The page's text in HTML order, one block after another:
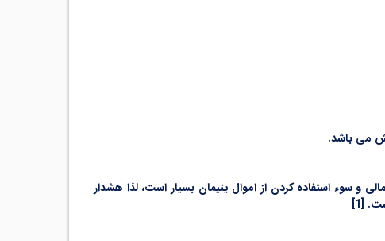
می باشد.
سوء استفاده کردن از اموال یتیمان بسیار است، لذا هشدار
[1]